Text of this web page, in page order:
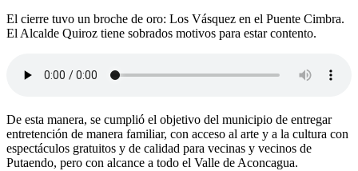
El cierre tuvo un broche de oro: Los Vásquez en el Puente Cimbra.
El Alcalde Quiroz tiene sobrados motivos para estar contento.
De esta manera, se cumplió el objetivo del municipio de entregar
entretención de manera familiar, con acceso al arte y a la cultura con
espectáculos gratuitos y de calidad para vecinas y vecinos de
Putaendo, pero con alcance a todo el Valle de Aconcagua.